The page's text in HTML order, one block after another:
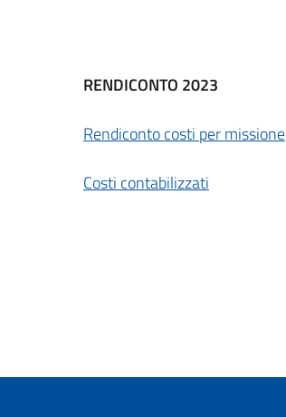
RENDICONTO 2023
Rendiconto costi per missione
Costi contabilizzati